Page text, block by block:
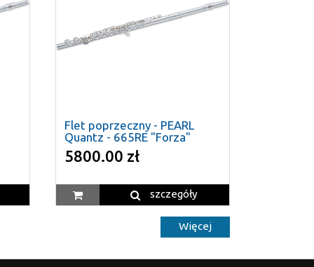
Flet poprzeczny - PEARL
Quantz - 665RE "Forza"
5800.00 zł
szczegóły
Więcej